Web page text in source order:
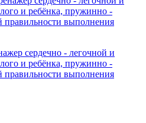
сердечно - легочной и
и ребёнка, пружинно -
правильности выполнения